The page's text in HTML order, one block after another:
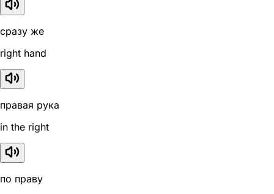
сразу же
right hand
правая рука
in the right
по праву